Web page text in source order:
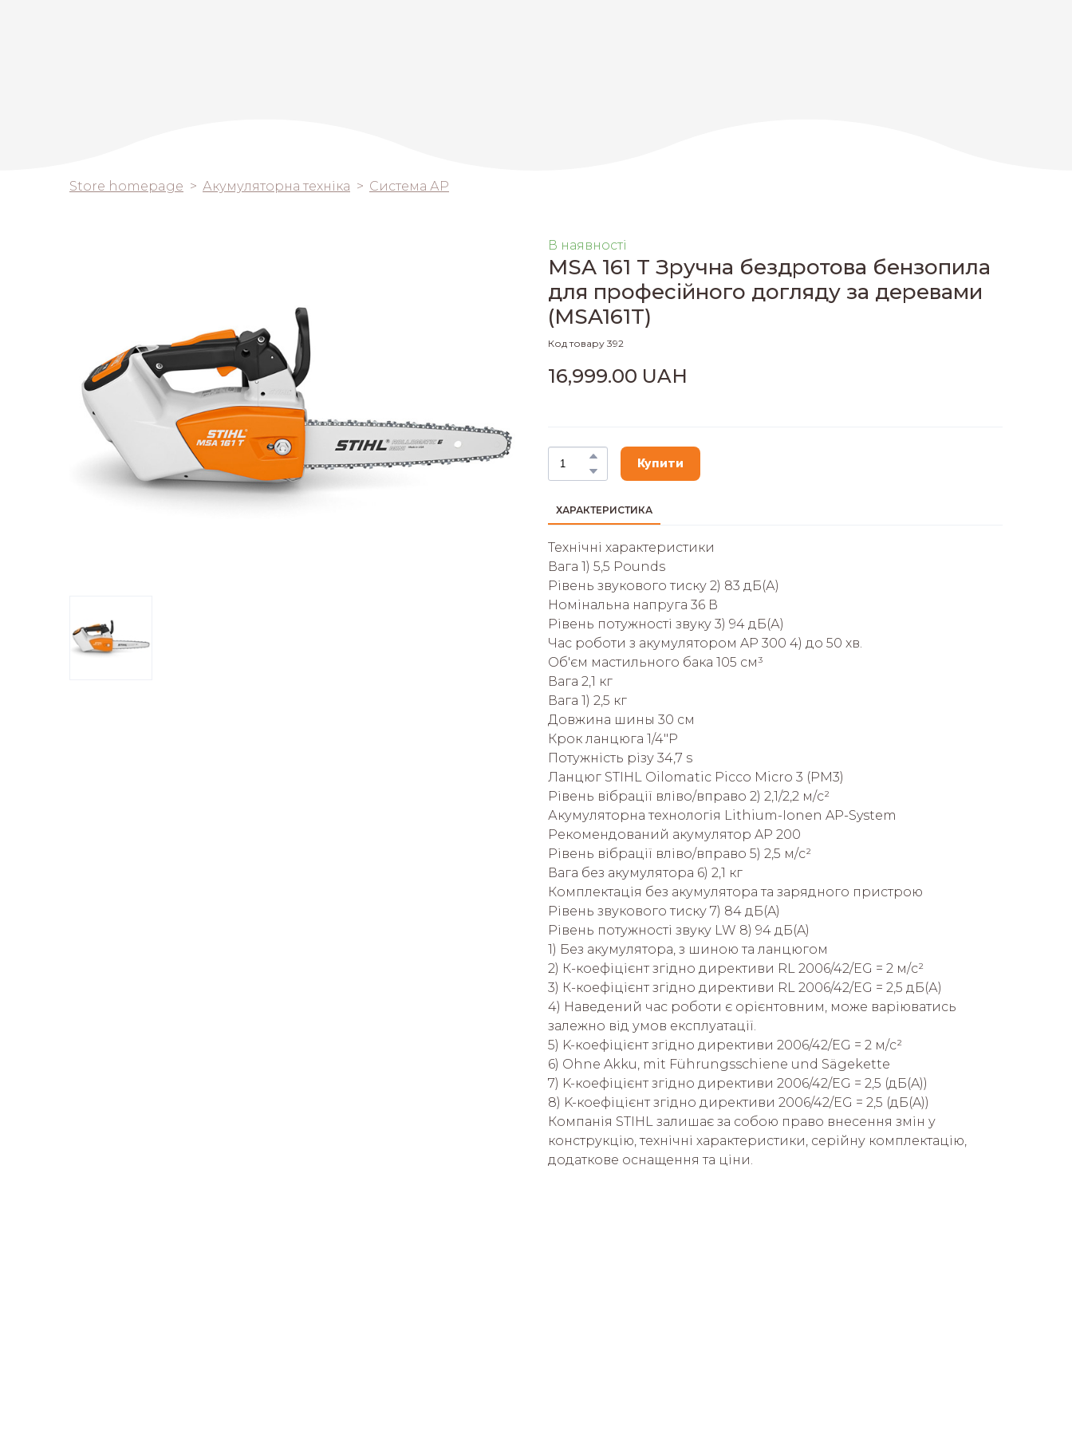
Store homepage Акумуляторна техніка Система АP
В наявності
MSA 161 T Зручна бездротова бензопила
для професійного догляду за деревами
(MSA161T)
Код товару 392
16,999.00 UAH
Купити
ХАРАКТЕРИСТИКА
Технічні характеристики
Вага 1) 5,5 Pounds
Рівень звукового тиску 2) 83 дБ(А)
Номінальна напруга 36 В
Рівень потужності звуку 3) 94 дБ(А)
Час роботи з акумулятором AP 300 4) до 50 хв.
Об'єм мастильного бака 105 см³
Вага 2,1 кг
Вага 1) 2,5 кг
Довжина шины 30 см
Крок ланцюга 1/4"P
Потужність різу 34,7 s
Ланцюг STIHL Oilomatic Picco Micro 3 (PM3)
Рівень вібрації вліво/вправо 2) 2,1/2,2 м/с²
Акумуляторна технологія Lithium-Ionen AP-System
Рекомендований акумулятор AP 200
Рівень вібрації вліво/вправо 5) 2,5 м/с²
Вага без акумулятора 6) 2,1 кг
Комплектація без акумулятора та зарядного пристрою
Рівень звукового тиску 7) 84 дБ(A)
Рівень потужності звуку LW 8) 94 дБ(A)
1) Без акумулятора, з шиною та ланцюгом
2) К-коефіцієнт згідно директиви RL 2006/42/EG = 2 м/с²
3) К-коефіцієнт згідно директиви RL 2006/42/EG = 2,5 дБ(А)
4) Наведений час роботи є орієнтовним, може варіюватись
залежно від умов експлуатації.
5) K-коефіцієнт згідно директиви 2006/42/EG = 2 м/с²
6) Ohne Akku, mit Führungsschiene und Sägekette
7) K-коефіцієнт згідно директиви 2006/42/EG = 2,5 (дБ(A))
8) K-коефіцієнт згідно директиви 2006/42/EG = 2,5 (дБ(A))
Компанія STIHL залишає за собою право внесення змін у
конструкцію, технічні характеристики, серійну комплектацію,
додаткове оснащення та ціни.